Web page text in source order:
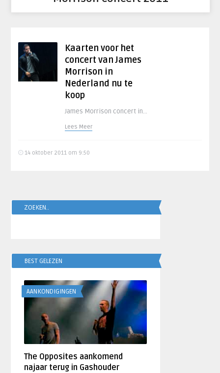
Kaarten voor het
concert van James
Morrison in
Nederland nu te
koop
James Morrison concert in...
Lees Meer
14 oktober 2011 om 9:50
ZOEKEN..
BEST GELEZEN
AANKONDIGINGEN
The Opposites aankomend
najaar terug in Gashouder